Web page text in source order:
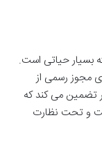
بسیار حیاتی است.
مجوز رسمی از
تضمین می کند که
و تحت نظارت